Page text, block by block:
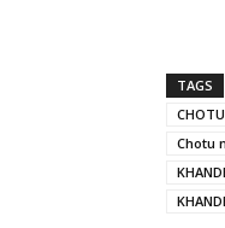
TAGS
Chotu